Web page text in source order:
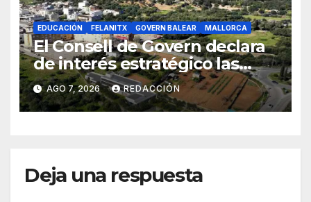
EDUCACIÓN FELANITX GOVERN BALEAR MALLORCA
El Consell de Govern declara
de interés estratégico las
obras de acceso al nuevo
CEIP de Felanitx
AGO 7, 2026 REDACCIÓN
Deja una respuesta